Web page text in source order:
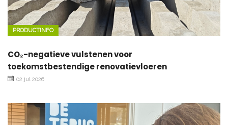
PRODUCTINFO
CO₂-negatieve vulstenen voor
toekomstbestendige renovatievloeren
02 jul 2026